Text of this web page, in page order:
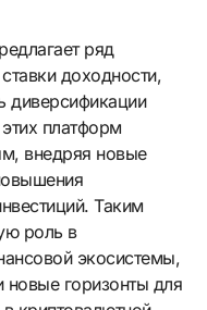
ряд
доходности,
диверсификации
платформ
внедряя новые
Таким
роль в
экосистемы,
новые горизонты для